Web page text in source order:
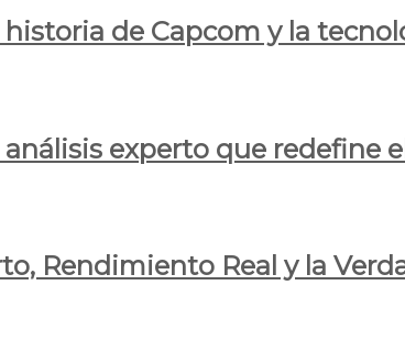
de Capcom y la
experto que redefine
Rendimiento Real y la